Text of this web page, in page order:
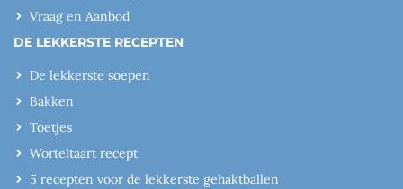
Vraag en Aanbod
DE LEKKERSTE RECEPTEN
De lekkerste soepen
Bakken
Toetjes
Worteltaart recept
5 recepten voor de lekkerste gehaktballen